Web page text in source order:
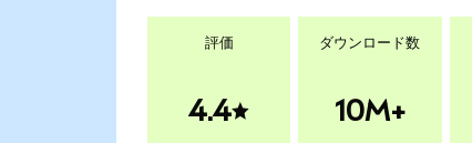
評価
4.4
ダウンロード数
10M+